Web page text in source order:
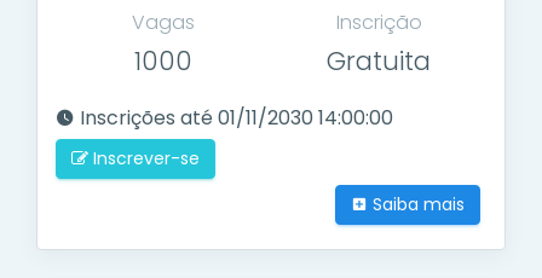
Vagas
1000
Inscrição
Gratuita
Inscrições até 01/11/2030 14:00:00
Inscrever-se
Saiba mais